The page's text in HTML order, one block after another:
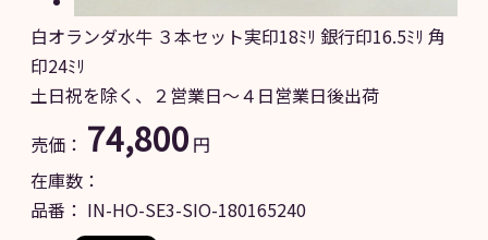
白オランダ水牛 ３本セット実印18ﾐﾘ 銀行印16.5ﾐﾘ 角
印24ﾐﾘ
土日祝を除く、２営業日～４日営業日後出荷
売価： 74,800 円
在庫数：
品番： IN-HO-SE3-SIO-180165240